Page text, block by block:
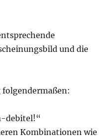
und die
debitel!“
Kombinationen wie